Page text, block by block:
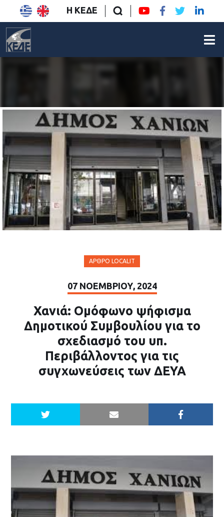
Η ΚΕΔΕ
ΆΡΘΡΟ LOCALIT
07 ΝΟΕΜΒΡΊΟΥ, 2024
Χανιά: Ομόφωνο ψήφισμα
Δημοτικού Συμβουλίου για το
σχεδιασμό του υπ.
Περιβάλλοντος για τις
συγχωνεύσεις των ΔΕΥΑ